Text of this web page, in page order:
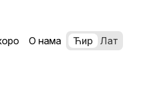
О нама Ћир Лат